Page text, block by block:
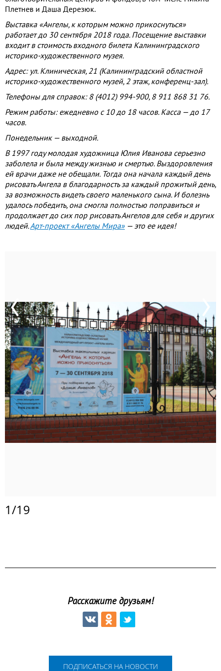
Плетнев и Даша Дерезюк.
Выставка «Ангелы, к которым можно прикоснуться»
работает до 30 сентября 2018 года. Посещение выставки
входит в стоимость входного билета Калининградского
историко-художественного музея.
Адрес: ул. Клиническая, 21 (Калининградский областной
историко-художественного музей, 2 этаж, конференц-зал).
Телефоны для справок: 8 (4012) 994-900, 8 911 868 31 76.
Режим работы: ежедневно с 10 до 18 часов. Касса — до 17
часов.
Понедельник — выходной.
В 1997 году молодая художница Юлия Иванова серьезно
заболела и была между жизнью и смертью. Выздоровления
ей врачи даже не обещали. Тогда она начала каждый день
рисовать Ангела в благодарность за каждый прожитый день,
за возможность видеть своего маленького сына. И болезнь
удалось победить, она смогла полностью поправиться и
продолжает до сих пор рисовать Ангелов для себя и других
людей.Арт-проект «Ангелы Мира» — это ее идея!
1/19
Расскажите друзьям!
ПОДПИСАТЬСЯ НА НОВОСТИ